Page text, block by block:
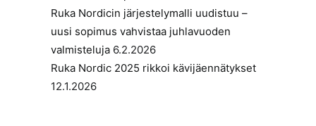
Ruka Nordicin järjestelymalli uudistuu –
uusi sopimus vahvistaa juhlavuoden
valmisteluja 6.2.2026
Ruka Nordic 2025 rikkoi kävijäennätykset
12.1.2026